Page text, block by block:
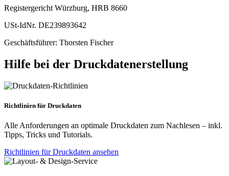
Registergericht Würzburg, HRB 8660
USt-IdNr. DE239893642
Geschäftsführer: Thorsten Fischer
Hilfe bei der Druckdatenerstellung
Richtlinien für Druckdaten
Alle Anforderungen an optimale Druckdaten zum Nachlesen – inkl.
Tipps, Tricks und Tutorials.
Richtlinien für Druckdaten ansehen